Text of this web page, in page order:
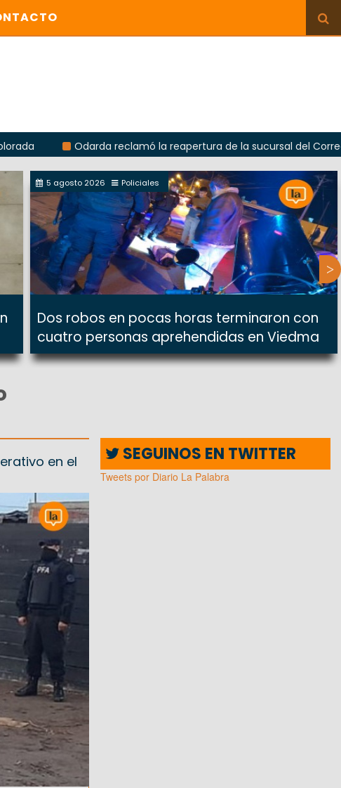
Odarda reclamó la reapertura de la sucursal del Correo
5 agosto 2026 Policiales
Dos robos en pocas horas terminaron con
cuatro personas aprehendidas en Viedma
en el
SEGUINOS EN TWITTER
Tweets por Diario La Palabra